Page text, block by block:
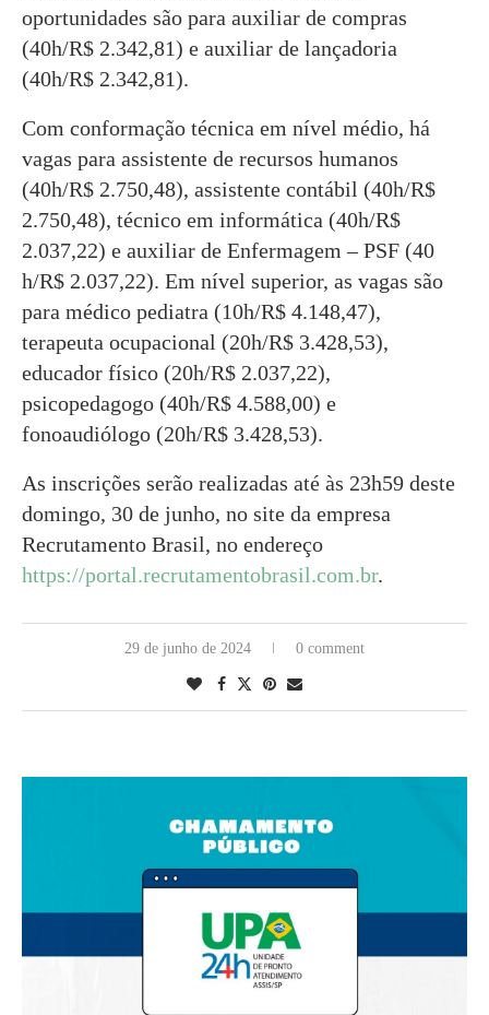
oportunidades são para auxiliar de compras
(40h/R$ 2.342,81) e auxiliar de lançadoria
(40h/R$ 2.342,81).
Com conformação técnica em nível médio, há
vagas para assistente de recursos humanos
(40h/R$ 2.750,48), assistente contábil (40h/R$
2.750,48), técnico em informática (40h/R$
2.037,22) e auxiliar de Enfermagem – PSF (40
h/R$ 2.037,22). Em nível superior, as vagas são
para médico pediatra (10h/R$ 4.148,47),
terapeuta ocupacional (20h/R$ 3.428,53),
educador físico (20h/R$ 2.037,22),
psicopedagogo (40h/R$ 4.588,00) e
fonoaudiólogo (20h/R$ 3.428,53).
As inscrições serão realizadas até às 23h59 deste
domingo, 30 de junho, no site da empresa
Recrutamento Brasil, no endereço
https://portal.recrutamentobrasil.com.br.
29 de junho de 2024 0 comment